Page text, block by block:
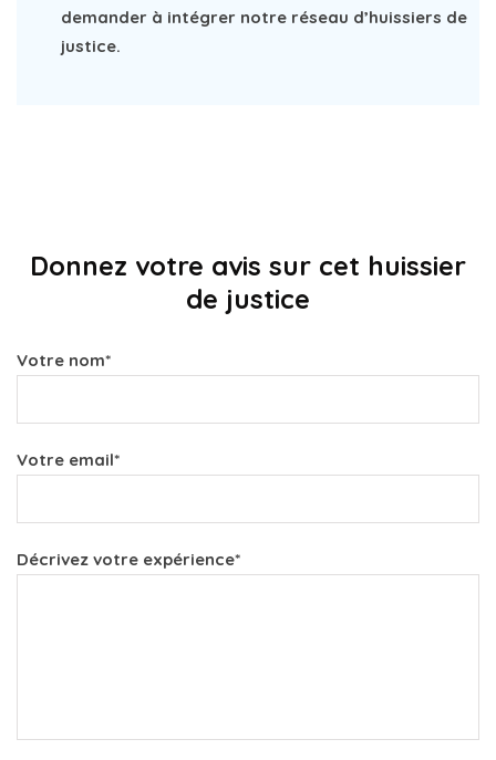
demander à intégrer notre réseau d’huissiers de
justice.
Donnez votre avis sur cet huissier
de justice
Votre nom*
Votre email*
Décrivez votre expérience*